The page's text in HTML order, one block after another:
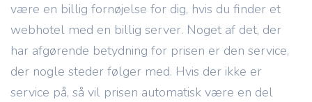
være en billig fornøjelse for dig, hvis du finder et
webhotel med en billig server. Noget af det, der
har afgørende betydning for prisen er den service,
der nogle steder følger med. Hvis der ikke er
service på, så vil prisen automatisk være en del